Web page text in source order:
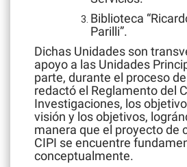
Biblioteca
Parilli”.
Dichas Unidades son
apoyo a las Unidades
parte, durante el proceso
redactó el Reglamento del
Investigaciones, los
visión y los objetivos,
manera que el proyecto de
CIPI se encuentre
conceptualmente.